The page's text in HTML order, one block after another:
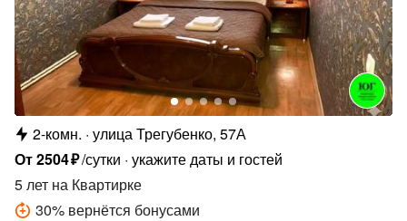
2-комн. улица Трегубенко, 57А
От2504₽/сутки укажите даты и гостей
5 лет на Квартирке
30% вернётся бонусами